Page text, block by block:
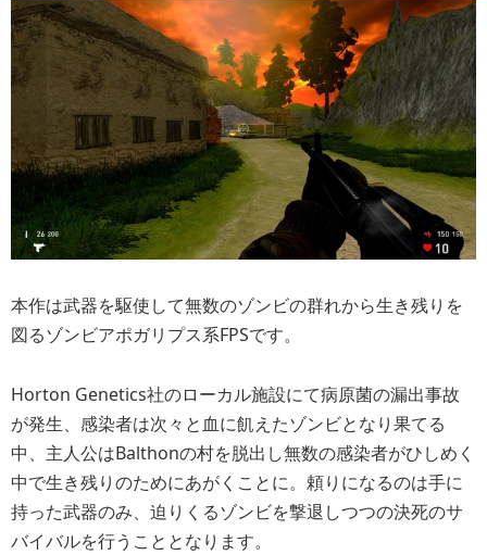
本作は武器を駆使して無数のゾンビの群れから生き残りを
図るゾンビアポガリプス系FPSです。
Horton Genetics社のローカル施設にて病原菌の漏出事故
が発生、感染者は次々と血に飢えたゾンビとなり果てる
中、主人公はBalthonの村を脱出し無数の感染者がひしめく
中で生き残りのためにあがくことに。頼りになるのは手に
持った武器のみ、迫りくるゾンビを撃退しつつの決死のサ
バイバルを行うこととなります。